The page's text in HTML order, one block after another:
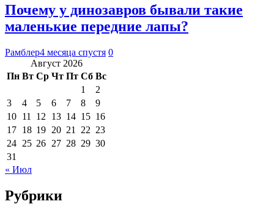
Почему у динозавров бывали такие
маленькие передние лапы?
Рамблер4 месяца спустя 0
Август 2026
Пн Вт Ср Чт Пт Сб Вс
1
2
3
4 5 6 7 8
9
10 11 12 13 14 15 16
17 18 19 20 21 22 23
24 25 26 27 28 29 30
31
« Июл
Рубрики